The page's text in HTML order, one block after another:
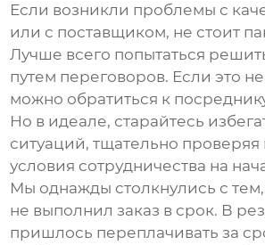
Если возникли проблемы с
или с поставщиком, не стоит
Лучше всего попытаться
путем переговоров. Если это
можно обратиться к
Но в идеале, старайтесь
ситуаций, тщательно
условия сотрудничества на
Мы однажды столкнулись с
не выполнил заказ в срок. В
пришлось переплачивать за